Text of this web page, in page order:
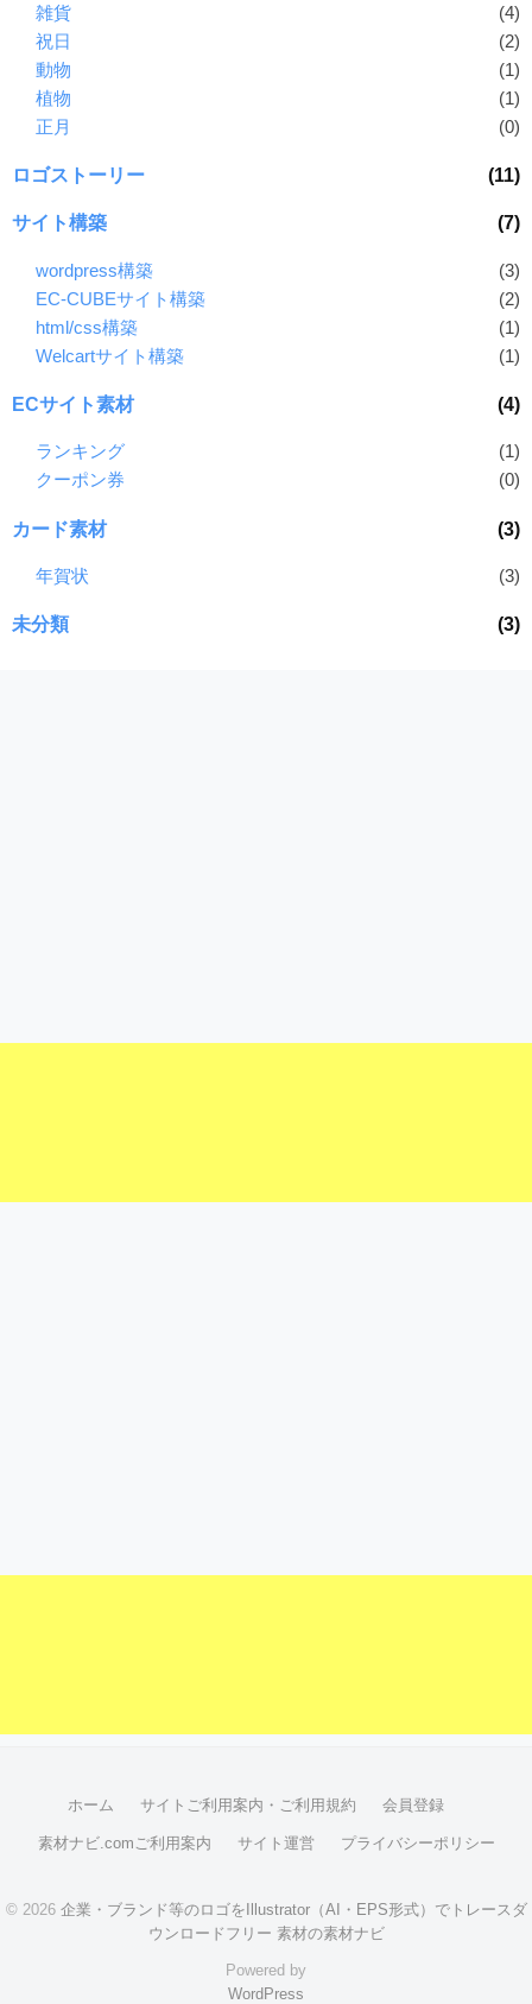
雑貨
(4)
祝日
(2)
動物
(1)
植物
(1)
正月
(0)
ロゴストーリー (11)
サイト構築 (7)
wordpress構築
(3)
EC-CUBEサイト構築
(2)
html/css構築
(1)
Welcartサイト構築
(1)
ECサイト素材 (4)
ランキング
(1)
クーポン券
(0)
カード素材 (3)
年賀状 (3)
未分類 (3)
ホーム サイトご利用案内・ご利用規約 会員登録
素材ナビ.comご利用案内 サイト運営 プライバシーポリシー
© 2026 企業・ブランド等のロゴをIllustrator（AI・EPS形式）でトレースダ
ウンロードフリー 素材の素材ナビ
Powered by
WordPress